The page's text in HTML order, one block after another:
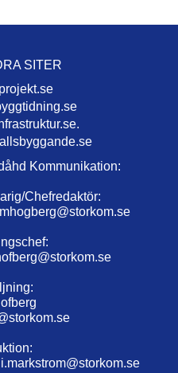
SITER
Kommunikation:
Chefredaktör: